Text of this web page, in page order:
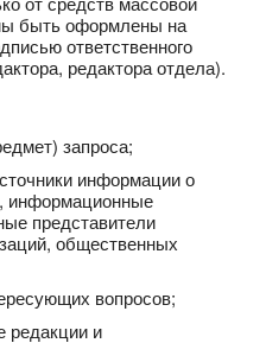
быть оформлены на
ответственного
редактора отдела).
запроса;
информации о
информационные
представители
общественных
вопросов;
редакции и